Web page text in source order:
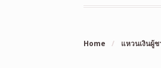
Home / แหวนเงินผู้